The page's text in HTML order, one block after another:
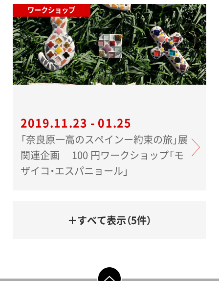
ワークショップ
2019.11.23 - 01.25
「奈良原一高のスペインー約束の旅」展
関連企画 100 円ワークショップ「モ
ザイコ・エスパニョール」
＋すべて表示（5件）